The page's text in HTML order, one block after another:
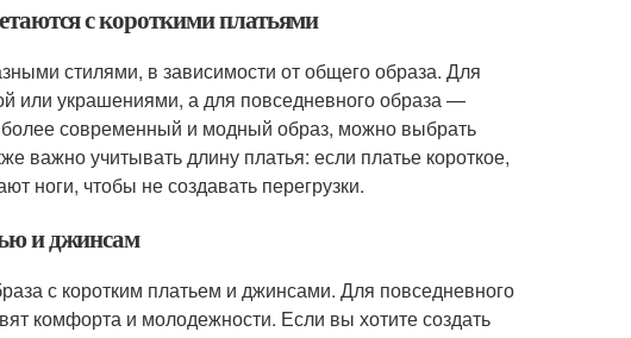
с короткими платьями
стилями, в зависимости от общего образа. Для
или украшениями, а для повседневного образа —
современный и модный образ, можно выбрать
учитывать длину платья: если платье короткое,
ноги, чтобы не создавать перегрузки.
и джинсам
с коротким платьем и джинсами. Для повседневного
комфорта и молодежности. Если вы хотите создать